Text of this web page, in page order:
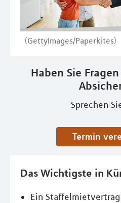
(GettyImages/Paperkites)
Haben Sie
Sprechen
Termin
Das Wichtigste in
Ein